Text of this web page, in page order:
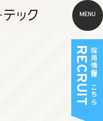
MENU
採用情報はこちら
RECRUIT